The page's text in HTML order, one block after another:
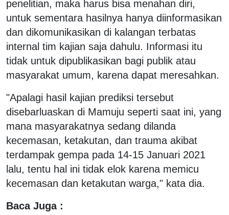
penelitian, maka harus bisa menahan diri,
untuk sementara hasilnya hanya diinformasikan
dan dikomunikasikan di kalangan terbatas
internal tim kajian saja dahulu. Informasi itu
tidak untuk dipublikasikan bagi publik atau
masyarakat umum, karena dapat meresahkan.
"Apalagi hasil kajian prediksi tersebut
disebarluaskan di Mamuju seperti saat ini, yang
mana masyarakatnya sedang dilanda
kecemasan, ketakutan, dan trauma akibat
terdampak gempa pada 14-15 Januari 2021
lalu, tentu hal ini tidak elok karena memicu
kecemasan dan ketakutan warga," kata dia.
Baca Juga :